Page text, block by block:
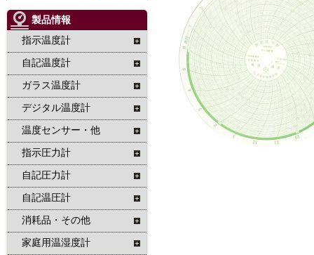
製品情報
指示温度計
自記温度計
ガラス温度計
デジタル温度計
温度センサー・他
指示圧力計
自記圧力計
自記温圧計
消耗品・その他
家庭用温湿度計